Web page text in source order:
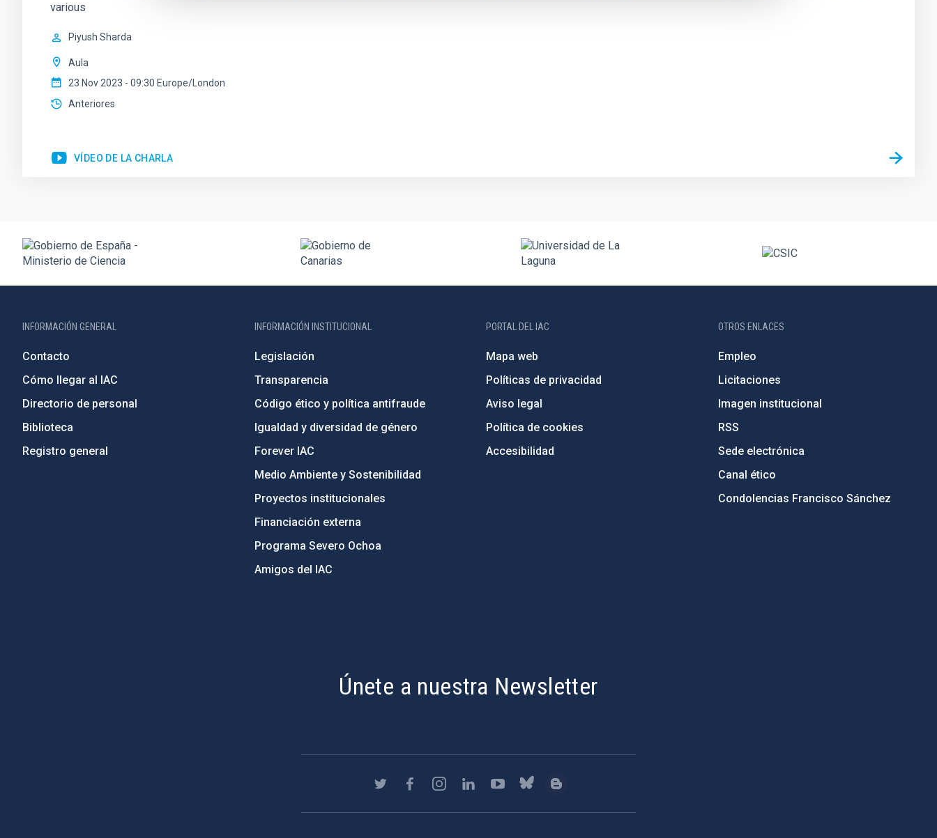
various
Piyush Sharda
Aula
23 Nov 2023 - 09:30 Europe/London
Anteriores
VÍDEO DE LA CHARLA
INFORMACIÓN GENERAL
Contacto
Cómo llegar al IAC
Directorio de personal
Biblioteca
Registro general
INFORMACIÓN INSTITUCIONAL
Legislación
Transparencia
Código ético y política antifraude
Igualdad y diversidad de género
Forever IAC
Medio Ambiente y Sostenibilidad
Proyectos institucionales
Financiación externa
Programa Severo Ochoa
Amigos del IAC
PORTAL DEL IAC
Mapa web
Políticas de privacidad
Aviso legal
Política de cookies
Accesibilidad
OTROS ENLACES
Empleo
Licitaciones
Imagen institucional
RSS
Sede electrónica
Canal ético
Condolencias Francisco Sánchez
Únete a nuestra Newsletter